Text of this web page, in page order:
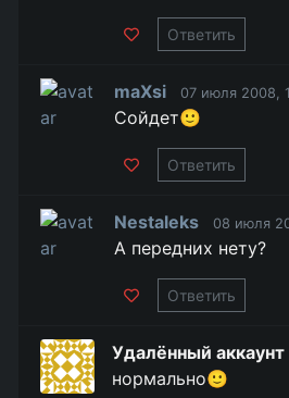
Ответить
maXsi 07 июля 2008,
Сойдет🙂
Ответить
Nestaleks 08 июля
А передних нету?
Ответить
Удалённый аккаунт
нормально🙂